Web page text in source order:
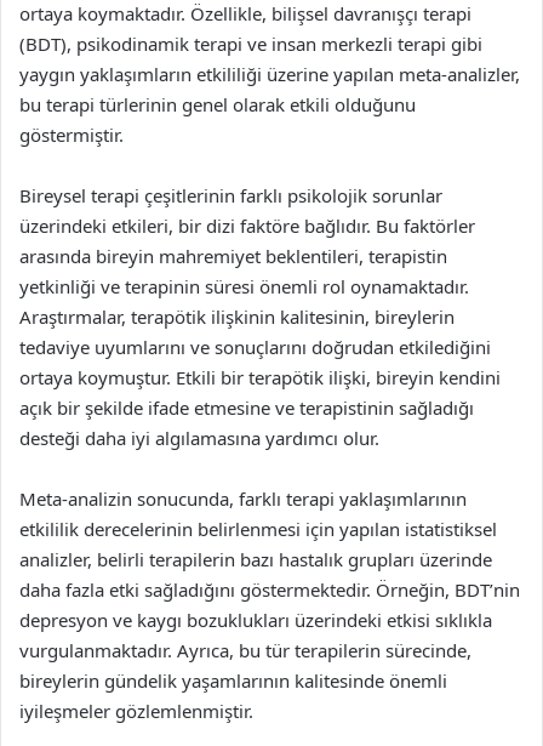
ortaya koymaktadır. Özellikle, bilişsel davranışçı terapi
(BDT), psikodinamik terapi ve insan merkezli terapi gibi
yaygın yaklaşımların etkililiği üzerine yapılan meta-analizler,
bu terapi türlerinin genel olarak etkili olduğunu
göstermiştir.
Bireysel terapi çeşitlerinin farklı psikolojik sorunlar
üzerindeki etkileri, bir dizi faktöre bağlıdır. Bu faktörler
arasında bireyin mahremiyet beklentileri, terapistin
yetkinliği ve terapinin süresi önemli rol oynamaktadır.
Araştırmalar, terapötik ilişkinin kalitesinin, bireylerin
tedaviye uyumlarını ve sonuçlarını doğrudan etkilediğini
ortaya koymuştur. Etkili bir terapötik ilişki, bireyin kendini
açık bir şekilde ifade etmesine ve terapistinin sağladığı
desteği daha iyi algılamasına yardımcı olur.
Meta-analizin sonucunda, farklı terapi yaklaşımlarının
etkililik derecelerinin belirlenmesi için yapılan istatistiksel
analizler, belirli terapilerin bazı hastalık grupları üzerinde
daha fazla etki sağladığını göstermektedir. Örneğin, BDT’nin
depresyon ve kaygı bozuklukları üzerindeki etkisi sıklıkla
vurgulanmaktadır. Ayrıca, bu tür terapilerin sürecinde,
bireylerin gündelik yaşamlarının kalitesinde önemli
iyileşmeler gözlemlenmiştir.